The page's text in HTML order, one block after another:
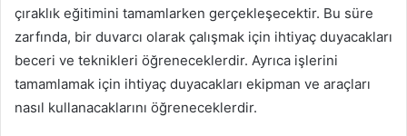
çıraklık eğitimini tamamlarken gerçekleşecektir. Bu süre
zarfında, bir duvarcı olarak çalışmak için ihtiyaç duyacakları
beceri ve teknikleri öğreneceklerdir. Ayrıca işlerini
tamamlamak için ihtiyaç duyacakları ekipman ve araçları
nasıl kullanacaklarını öğreneceklerdir.